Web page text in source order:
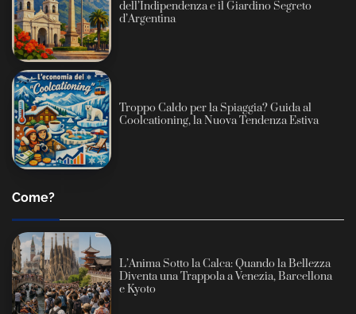
dell’Indipendenza e il Giardino Segreto
d’Argentina
Troppo Caldo per la Spiaggia? Guida al
Coolcationing, la Nuova Tendenza Estiva
Come?
L’Anima Sotto la Calca: Quando la Bellezza
Diventa una Trappola a Venezia, Barcellona
e Kyoto